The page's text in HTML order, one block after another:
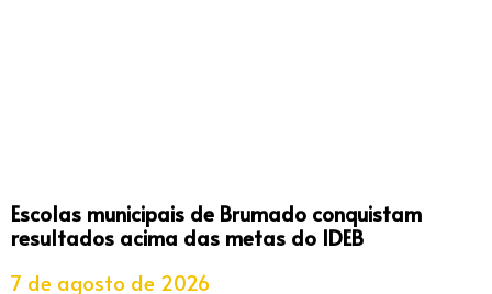
Escolas municipais de Brumado conquistam
resultados acima das metas do IDEB
7 de agosto de 2026